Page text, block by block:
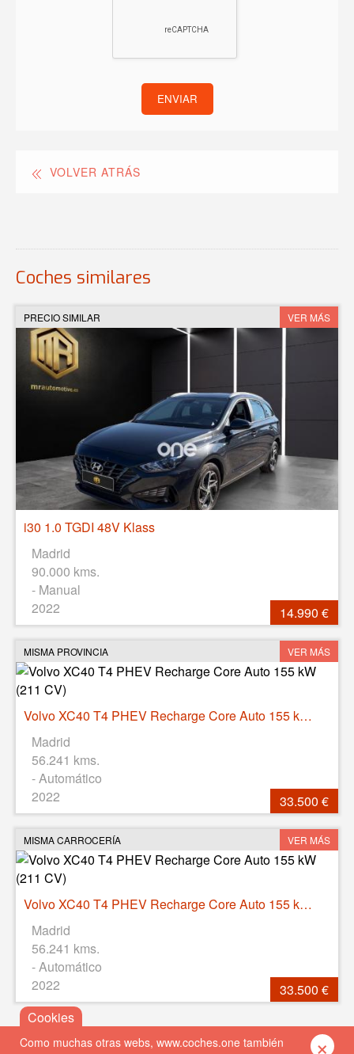
ENVIAR
VOLVER ATRÁS
Coches similares
PRECIO SIMILAR VER MÁS
i30 1.0 TGDI 48V Klass
Madrid
90.000 kms.
- Manual
2022
14.990 €
MISMA PROVINCIA VER MÁS
Volvo XC40 T4 PHEV Recharge Core Auto 155 kW (211 CV)
Madrid
56.241 kms.
- Automático
2022
33.500 €
MISMA CARROCERÍA VER MÁS
Volvo XC40 T4 PHEV Recharge Core Auto 155 kW (211 CV)
Madrid
56.241 kms.
- Automático
2022
33.500 €
Como muchas otras webs, www.coches.one también
×